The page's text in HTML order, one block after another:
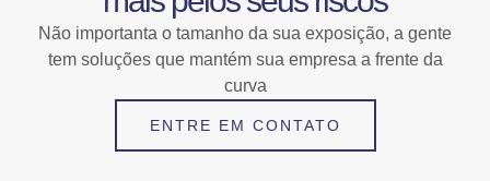
Não importanta o tamanho da sua exposição, a gente
tem soluções que mantém sua empresa a frente da
curva
ENTRE EM CONTATO